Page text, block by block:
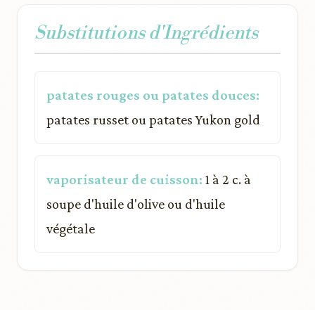
Substitutions d'Ingrédients
patates rouges ou patates douces:
patates russet ou patates Yukon gold
vaporisateur de cuisson: 1 à 2 c. à
soupe d'huile d'olive ou d'huile
végétale